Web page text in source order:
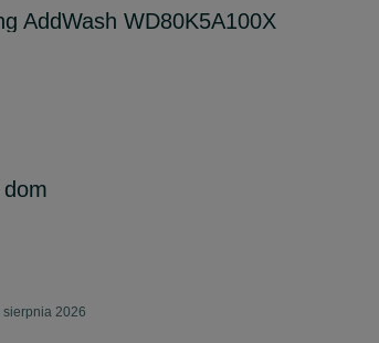
AddWash WD80K5A100X
sierpnia 2026